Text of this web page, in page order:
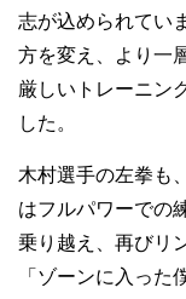
志が込められてい
方を変え、より一
厳しいトレーニン
した。
木村選手の左拳も
はフルパワーでの
乗り越え、再びリ
「ゾーンに入っ